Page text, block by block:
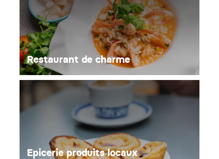
Restaurant de charme
Epicerie produits locaux